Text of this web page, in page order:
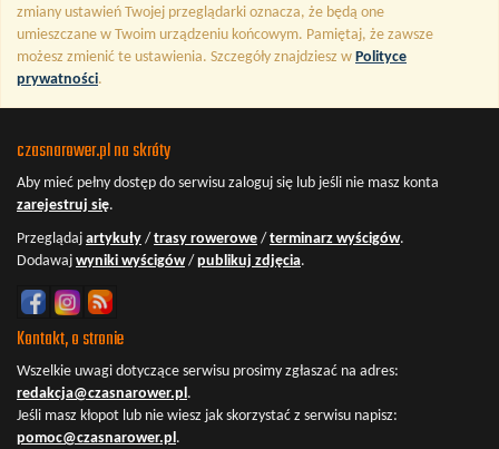
zmiany ustawień Twojej przeglądarki oznacza, że będą one
umieszczane w Twoim urządzeniu końcowym. Pamiętaj, że zawsze
możesz zmienić te ustawienia. Szczegóły znajdziesz w Polityce
prywatności.
czasnarower.pl na skróty
Aby mieć pełny dostęp do serwisu zaloguj się lub jeśli nie masz konta
zarejestruj się.
Przeglądaj artykuły / trasy rowerowe / terminarz wyścigów.
Dodawaj wyniki wyścigów/ publikuj zdjęcia.
Kontakt, o stronie
Wszelkie uwagi dotyczące serwisu prosimy zgłaszać na adres:
redakcja@czasnarower.pl.
Jeśli masz kłopot lub nie wiesz jak skorzystać z serwisu napisz:
pomoc@czasnarower.pl.